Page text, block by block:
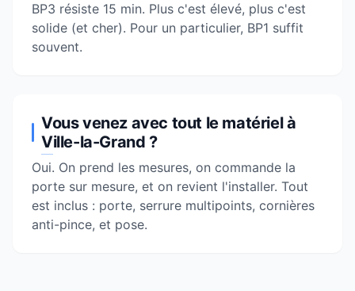
BP3 résiste 15 min. Plus c'est élevé, plus c'est
solide (et cher). Pour un particulier, BP1 suffit
souvent.
Vous venez avec tout le matériel à
Ville-la-Grand ?
Oui. On prend les mesures, on commande la
porte sur mesure, et on revient l'installer. Tout
est inclus : porte, serrure multipoints, cornières
anti-pince, et pose.